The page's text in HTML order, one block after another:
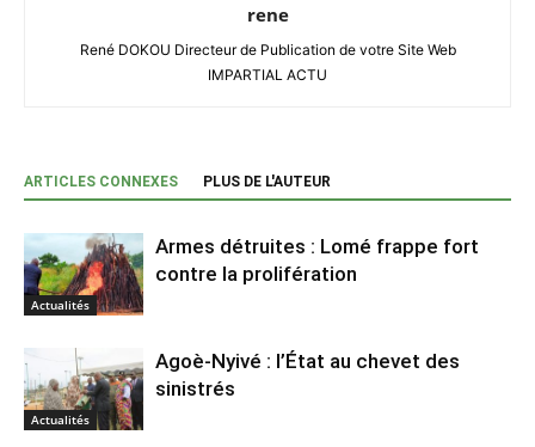
rene
René DOKOU Directeur de Publication de votre Site Web
IMPARTIAL ACTU
ARTICLES CONNEXES PLUS DE L'AUTEUR
Actualités
Armes détruites : Lomé frappe fort
contre la prolifération
Actualités
Agoè-Nyivé : l’État au chevet des
sinistrés